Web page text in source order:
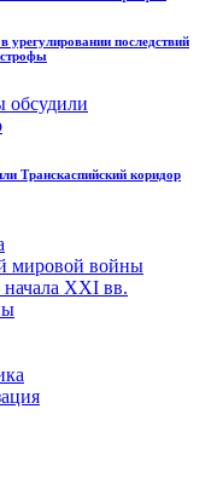
урегулировании последствий
Транскаспийский коридор
мировой войны
XXI вв.